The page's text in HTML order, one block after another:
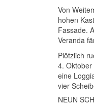
Von
hohen
Fassade.
Veranda
Plötzlich
4.
eine
vier
NEUN